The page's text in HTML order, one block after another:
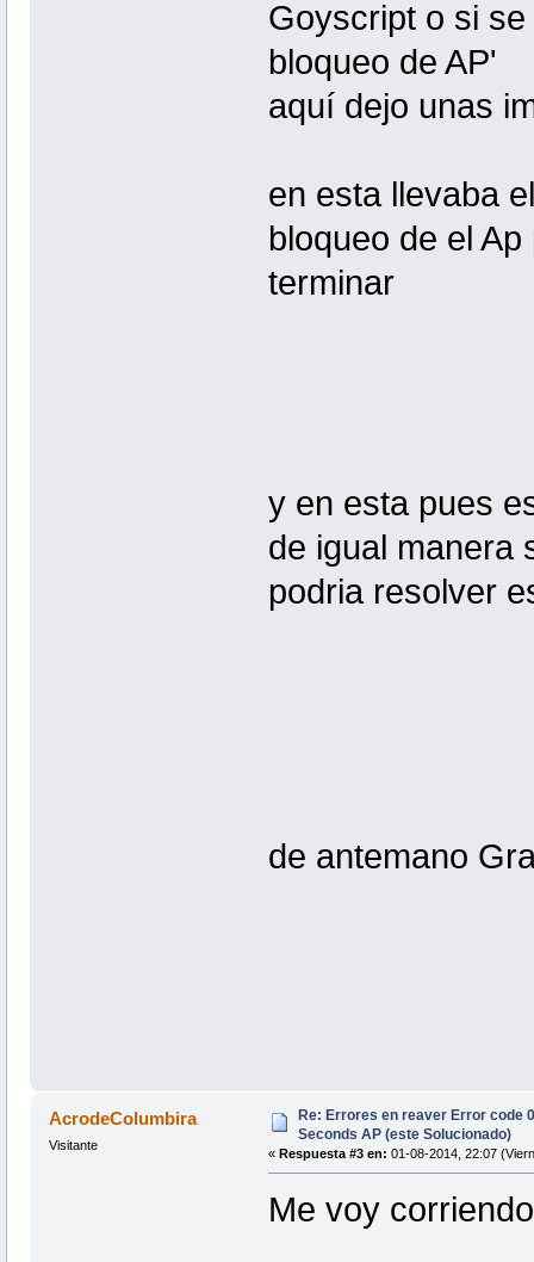
Goyscript o si
bloqueo de AP'
aquí dejo unas
en esta llevaba
bloqueo de el
terminar
y en esta pues
de igual manera
podria resolver
de antemano
AcrodeColumbira
Visitante
Re: Errores en reaver Error code
Seconds AP (este Solucionado)
« Respuesta #3 en: 01-08-2014, 22:07
Me voy